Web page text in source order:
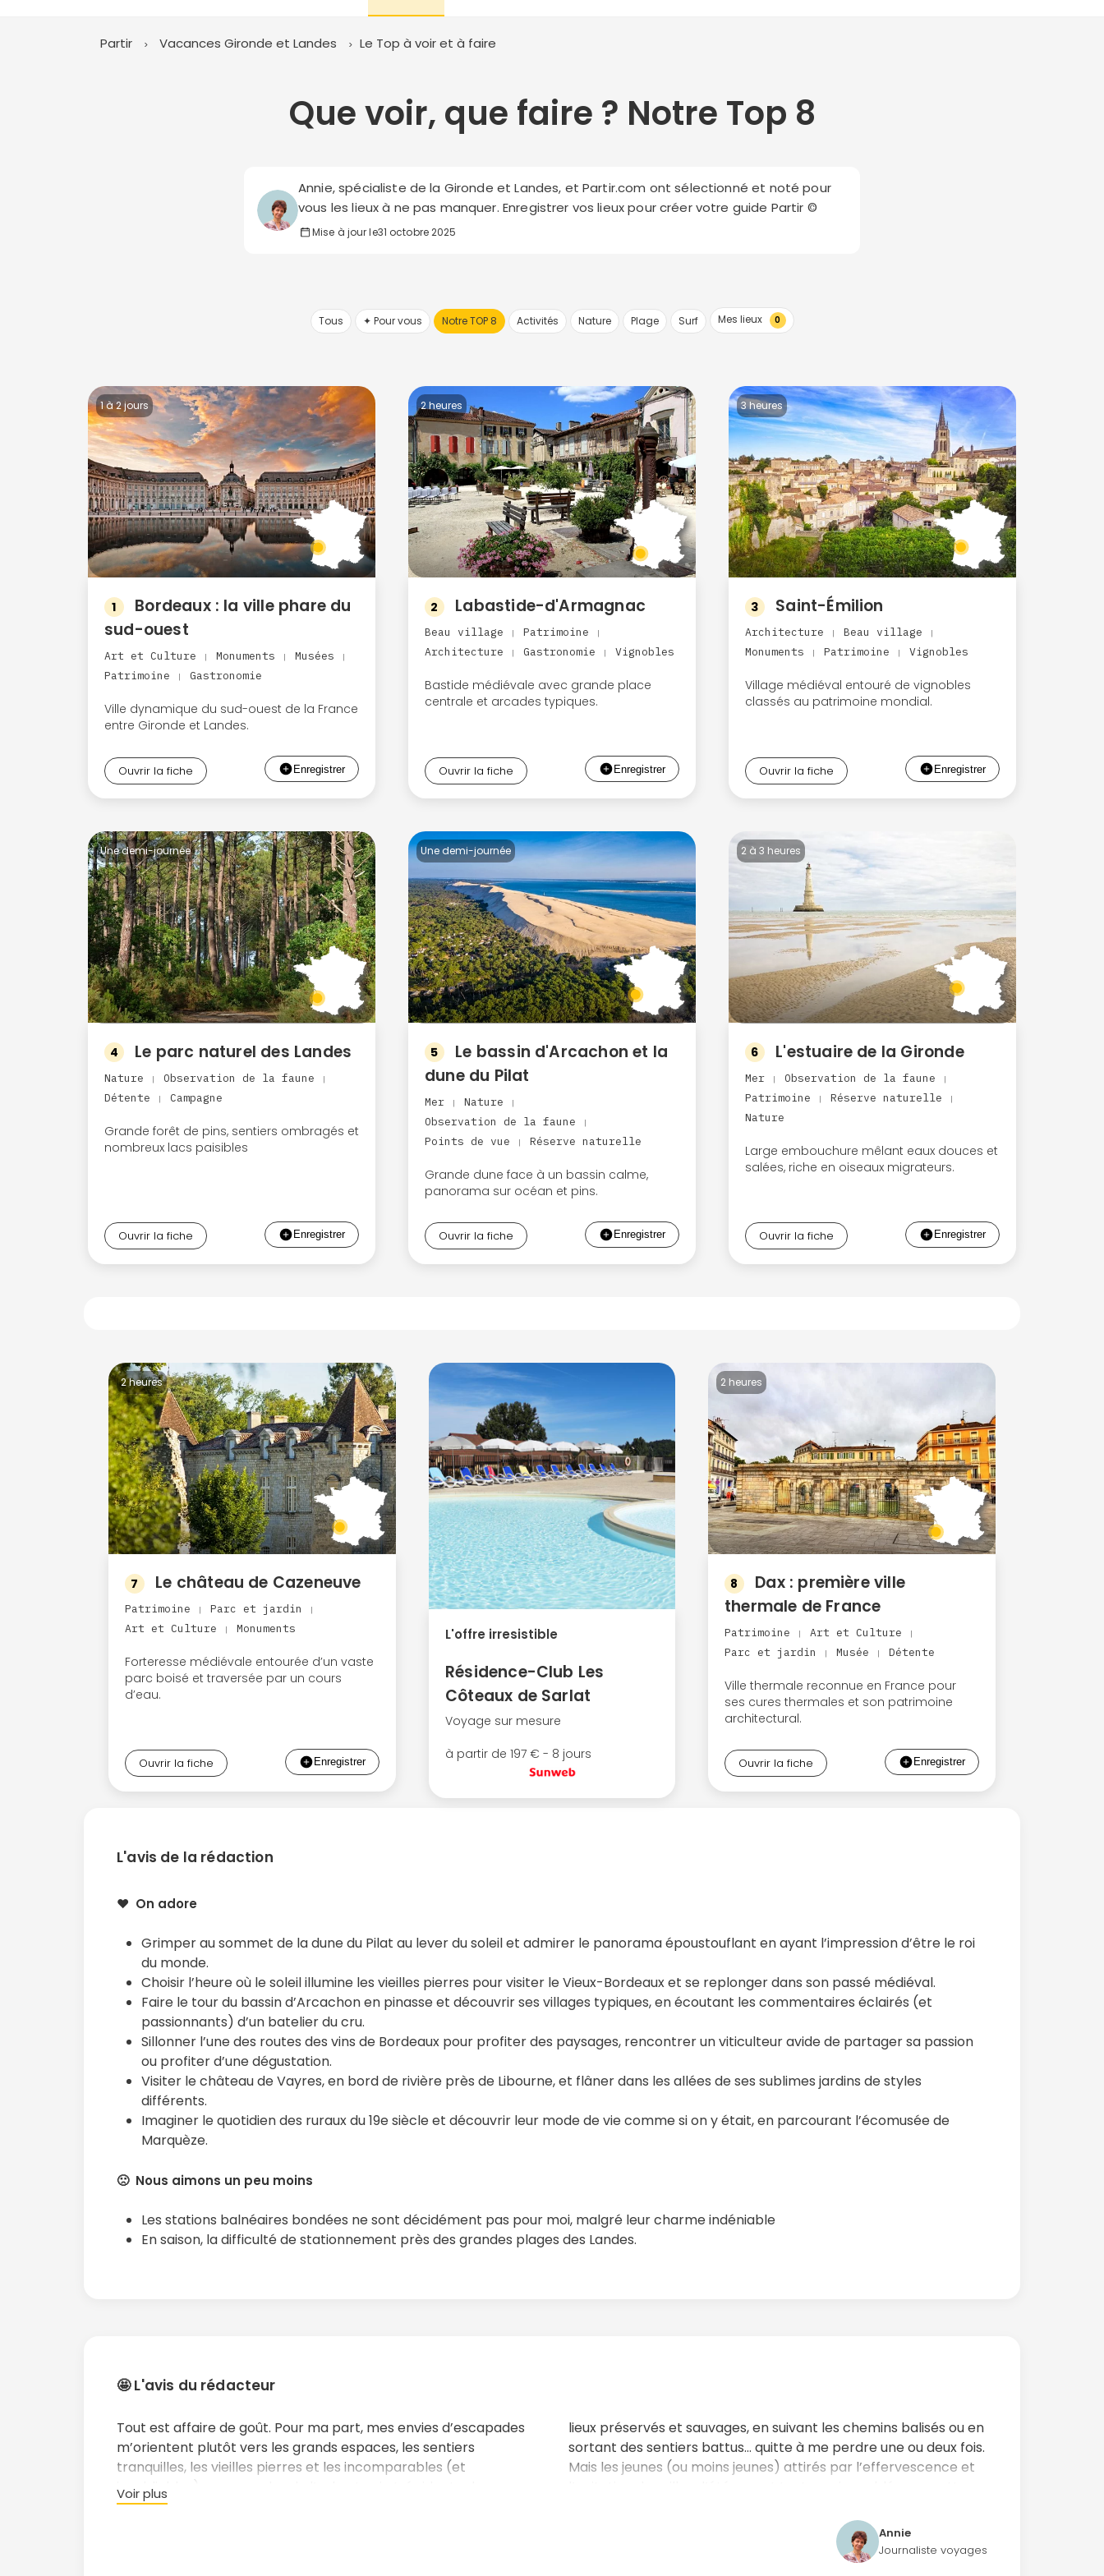
Partir Vacances Gironde et Landes Le Top à voir et à faire
Que voir, que faire ? Notre Top 8
Annie, spécialiste de la Gironde et Landes, et Partir.com ont sélectionné et noté pour
vous les lieux à ne pas manquer. Enregistrer vos lieux pour créer votre guide Partir ©
Mise à jour le31 octobre 2025
Tous ✦ Pour vous Notre TOP 8 Activités Nature Plage Surf Mes lieux 0
1 à 2 jours
1
Bordeaux : la ville phare du
sud-ouest
Art et Culture | Monuments | Musées |
Patrimoine | Gastronomie
Ville dynamique du sud-ouest de la France
entre Gironde et Landes.
Ouvrir la fiche
2 heures
2 Labastide-d'Armagnac
Beau village | Patrimoine |
Architecture | Gastronomie | Vignobles
Bastide médiévale avec grande place
centrale et arcades typiques.
Ouvrir la fiche
3 heures
3 Saint-Émilion
Architecture | Beau village |
Monuments | Patrimoine | Vignobles
Village médiéval entouré de vignobles
classés au patrimoine mondial.
Ouvrir la fiche
Une demi-journée
4 Le parc naturel des Landes
Nature | Observation de la faune |
Détente | Campagne
Grande forêt de pins, sentiers ombragés et
nombreux lacs paisibles
Ouvrir la fiche
Une demi-journée
5
Le bassin d'Arcachon et la
dune du Pilat
Mer | Nature |
Observation de la faune |
Points de vue | Réserve naturelle
Grande dune face à un bassin calme,
panorama sur océan et pins.
Ouvrir la fiche
2 à 3 heures
6 L'estuaire de la Gironde
Mer | Observation de la faune |
Patrimoine | Réserve naturelle |
Nature
Large embouchure mêlant eaux douces et
salées, riche en oiseaux migrateurs.
Ouvrir la fiche
2 heures
7 Le château de Cazeneuve
Patrimoine | Parc et jardin |
Art et Culture | Monuments
Forteresse médiévale entourée d’un vaste
parc boisé et traversée par un cours
d’eau.
Ouvrir la fiche
L'offre irresistible
Résidence-Club Les
Côteaux de Sarlat
Voyage sur mesure
à partir de 197 € - 8 jours
2 heures
8
Dax : première ville
thermale de France
Patrimoine | Art et Culture |
Parc et jardin | Musée | Détente
Ville thermale reconnue en France pour
ses cures thermales et son patrimoine
architectural.
Ouvrir la fiche
L'avis de la rédaction
❤️ On adore
Grimper au sommet de la dune du Pilat au lever du soleil et admirer le panorama époustouflant en ayant l’impression d’être le roi
du monde.
Choisir l’heure où le soleil illumine les vieilles pierres pour visiter le Vieux-Bordeaux et se replonger dans son passé médiéval.
Faire le tour du bassin d’Arcachon en pinasse et découvrir ses villages typiques, en écoutant les commentaires éclairés (et
passionnants) d’un batelier du cru.
Sillonner l’une des routes des vins de Bordeaux pour profiter des paysages, rencontrer un viticulteur avide de partager sa passion
ou profiter d’une dégustation.
Visiter le château de Vayres, en bord de rivière près de Libourne, et flâner dans les allées de ses sublimes jardins de styles
différents.
Imaginer le quotidien des ruraux du 19e siècle et découvrir leur mode de vie comme si on y était, en parcourant l’écomusée de
Marquèze.
🙁 Nous aimons un peu moins
Les stations balnéaires bondées ne sont décidément pas pour moi, malgré leur charme indéniable
En saison, la difficulté de stationnement près des grandes plages des Landes.
🤩 L'avis du rédacteur
Tout est affaire de goût. Pour ma part, mes envies d’escapades
m’orientent plutôt vers les grands espaces, les sentiers
tranquilles, les vieilles pierres et les incomparables (et
inoubliables) promenades de l’aube. La vie trépidante des
stations balnéaires, des rues animées, du shopping et des sorties
lieux préservés et sauvages, en suivant les chemins balisés ou en
sortant des sentiers battus… quitte à me perdre une ou deux fois.
Mais les jeunes (ou moins jeunes) attirés par l’effervescence et
Au-delà de ces nécessités divergentes, une chose est sûre :
l’élégance de la ville de Bordeaux et le prestige du bassin
Voir plus
Annie
Journaliste voyages
Continuer avec Apple
ou connectez-vous par mail
Politique de confidentialité.